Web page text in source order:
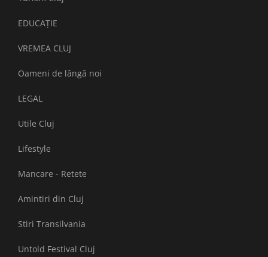
EDUCAȚIE
VREMEA CLUJ
Oameni de lângă noi
LEGAL
Utile Cluj
Lifestyle
Mancare - Retete
Amintiri din Cluj
Stiri Transilvania
Untold Festival Cluj